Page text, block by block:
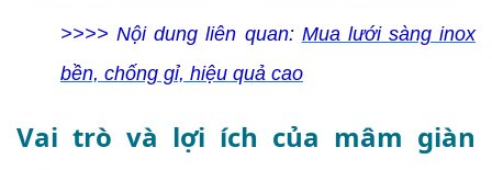
>>>> Nội dung liên quan: Mua lưới sàng inox
bền, chống gỉ, hiệu quả cao
Vai trò và lợi ích của mâm giàn